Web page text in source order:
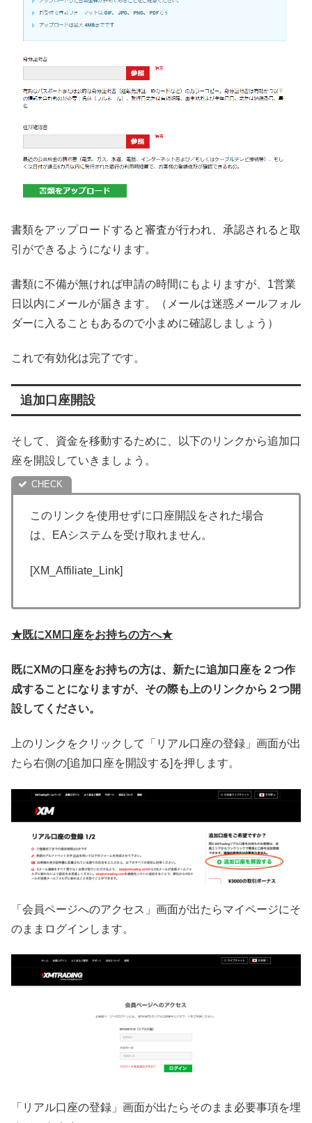
書類をアップロードすると審査が行われ、承認されると取
引ができるようになります。
書類に不備が無ければ申請の時間にもよりますが、1営業
日以内にメールが届きます。（メールは迷惑メールフォル
ダーに入ることもあるので小まめに確認しましょう）
これで有効化は完了です。
追加口座開設
そして、資金を移動するために、以下のリンクから追加口
座を開設していきましょう。
このリンクを使用せずに口座開設をされた場合
は、EAシステムを受け取れません。
[XM_Affiliate_Link]
★既にXM口座をお持ちの方へ★
既にXMの口座をお持ちの方は、新たに追加口座を２つ作
成することになりますが、その際も上のリンクから２つ開
設してください。
上のリンクをクリックして「リアル口座の登録」画面が出
たら右側の[追加口座を開設する]を押します。
「会員ページへのアクセス」画面が出たらマイページにそ
のままログインします。
「リアル口座の登録」画面が出たらそのまま必要事項を埋